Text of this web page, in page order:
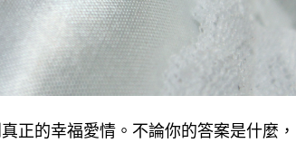
正的幸福愛情。不論你的答案是什麼，